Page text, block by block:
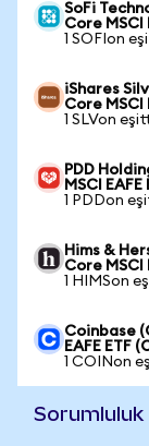
SoFi
Core MSCI
1 SOFIon
iShares
Core MSCI
1 SLVon
PDD
MSCI
1 PDDon
Hims &
Core MSCI
1 HIMSon
Coinbase
EAFE ETF
1 COINon
Sorumluluk